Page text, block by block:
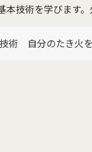
技術を学びます
術 自分のたき